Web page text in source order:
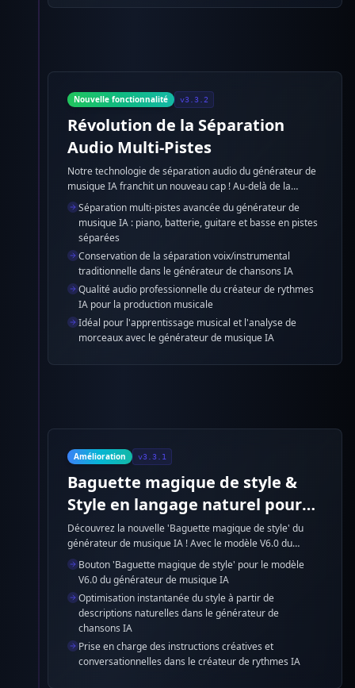
Nouvelle fonctionnalité v3.3.2
Révolution de la Séparation
Audio Multi-Pistes
Notre technologie de séparation audio du générateur de
musique IA franchit un nouveau cap ! Au-delà de la
séparation voix/instrumental existante, nous pouvons
désormais isoler individuellement le piano, la batterie, la
guitare et la basse de l'accompagnement avec le
générateur de chansons IA. Un outil révolutionnaire pour
les producteurs, musiciens et étudiants en musique.
Séparation multi-pistes avancée du générateur de
musique IA : piano, batterie, guitare et basse en pistes
séparées
Conservation de la séparation voix/instrumental
traditionnelle dans le générateur de chansons IA
Qualité audio professionnelle du créateur de rythmes
IA pour la production musicale
Idéal pour l'apprentissage musical et l'analyse de
morceaux avec le générateur de musique IA
Amélioration v3.3.1
Baguette magique de style &
Style en langage naturel pour
V6.0
Découvrez la nouvelle 'Baguette magique de style' du
générateur de musique IA ! Avec le modèle V6.0 du
générateur de chansons IA, décrivez le style musical que
vous souhaitez en langage courant, puis cliquez sur la
baguette magique pour optimiser instantanément le
style. Exemple : 'Une ballade pop cinématographique et
rêveuse, avec des cordes luxuriantes et un groove doux.'
Le créateur de rythmes IA affinera votre description pour
un résultat optimal.
Bouton 'Baguette magique de style' pour le modèle
V6.0 du générateur de musique IA
Optimisation instantanée du style à partir de
descriptions naturelles dans le générateur de
chansons IA
Prise en charge des instructions créatives et
conversationnelles dans le créateur de rythmes IA